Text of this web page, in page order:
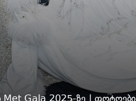
Met Gala 2025-ზე | ფოტოები